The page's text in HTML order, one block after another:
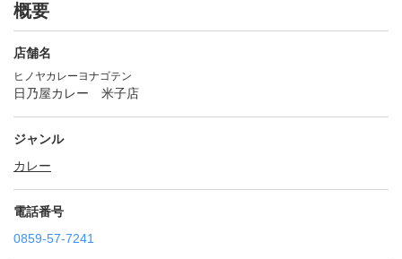
概要
店舗名
ヒノヤカレーヨナゴテン
日乃屋カレー 米子店
ジャンル
カレー
電話番号
0859-57-7241